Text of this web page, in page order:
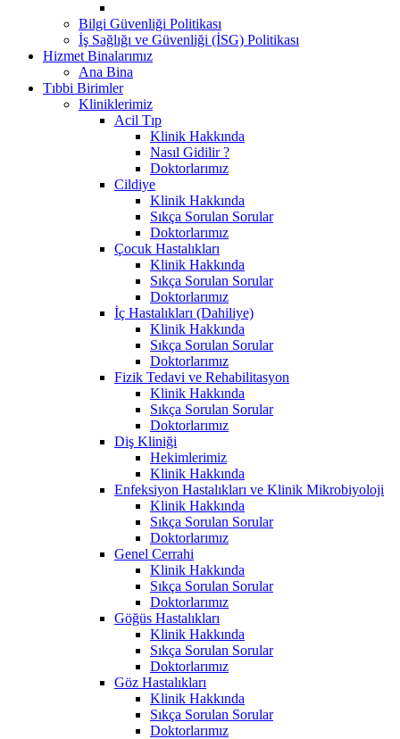
Bilgi Güvenliği Politikası
İş Sağlığı ve Güvenliği (İSG) Politikası
Hizmet Binalarımız
Ana Bina
Tıbbi Birimler
Kliniklerimiz
Acil Tıp
Klinik Hakkında
Nasıl Gidilir ?
Doktorlarımız
Cildiye
Klinik Hakkında
Sıkça Sorulan Sorular
Doktorlarımız
Çocuk Hastalıkları
Klinik Hakkında
Sıkça Sorulan Sorular
Doktorlarımız
İç Hastalıkları (Dahiliye)
Klinik Hakkında
Sıkça Sorulan Sorular
Doktorlarımız
Fizik Tedavi ve Rehabilitasyon
Klinik Hakkında
Sıkça Sorulan Sorular
Doktorlarımız
Diş Kliniği
Hekimlerimiz
Klinik Hakkında
Enfeksiyon Hastalıkları ve Klinik Mikrobiyoloji
Klinik Hakkında
Sıkça Sorulan Sorular
Doktorlarımız
Genel Cerrahi
Klinik Hakkında
Sıkça Sorulan Sorular
Doktorlarımız
Göğüs Hastalıkları
Klinik Hakkında
Sıkça Sorulan Sorular
Doktorlarımız
Göz Hastalıkları
Klinik Hakkında
Sıkça Sorulan Sorular
Doktorlarımız